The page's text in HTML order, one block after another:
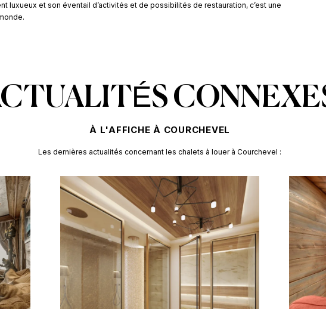
luxueux et son éventail d’activités et de possibilités de restauration, c’est une
À L'AFFICHE À COURCHEVEL
Les dernières actualités concernant les chalets à louer à Courchevel :